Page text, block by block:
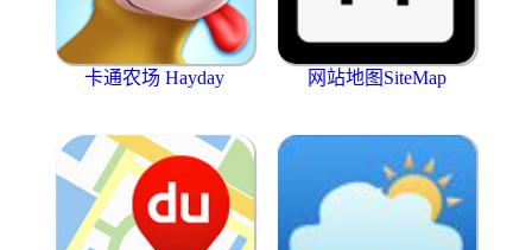
卡通农场 Hayday 网站地图SiteMap